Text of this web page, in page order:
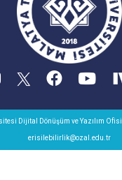
Dijital Dönüşüm ve Yazılım Ofisi
erisilebilirlik@ozal.edu.tr